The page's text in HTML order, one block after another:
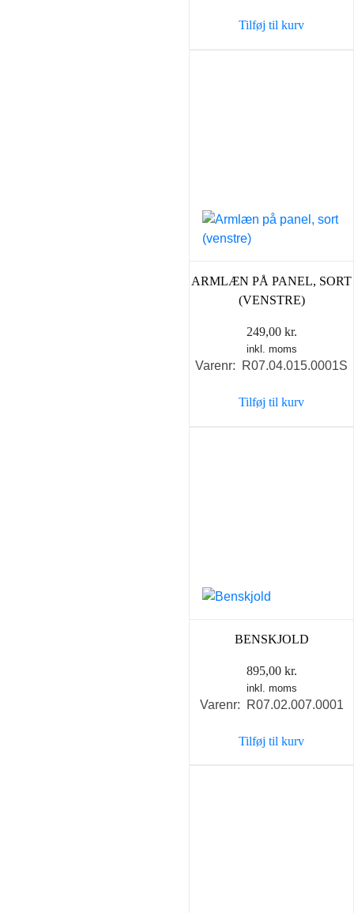
Tilføj til kurv
ARMLÆN PÅ PANEL, SORT
(VENSTRE)
249,00 kr.
inkl. moms
Varenr: R07.04.015.0001S
Tilføj til kurv
BENSKJOLD
895,00 kr.
inkl. moms
Varenr: R07.02.007.0001
Tilføj til kurv